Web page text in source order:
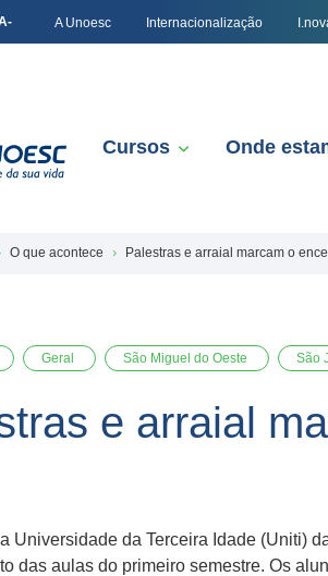
A Unoesc Internacionalização
Cursos Onde
O que acontece Palestras e arraial marcam o
Geral São Miguel do Oeste São
e arraial
Universidade da Terceira Idade (Uniti)
das aulas do primeiro semestre. Os